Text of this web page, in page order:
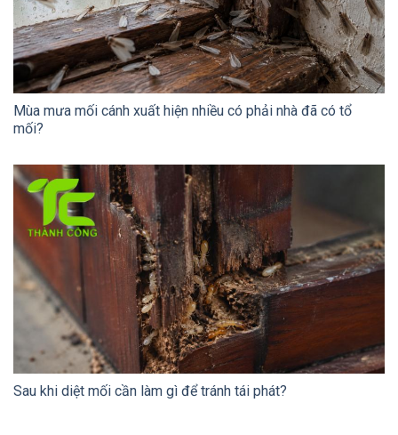
Mùa mưa mối cánh xuất hiện nhiều có phải nhà đã có tổ
mối?
Sau khi diệt mối cần làm gì để tránh tái phát?